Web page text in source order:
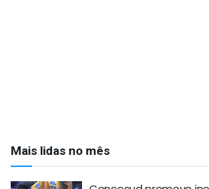
Mais lidas no mês